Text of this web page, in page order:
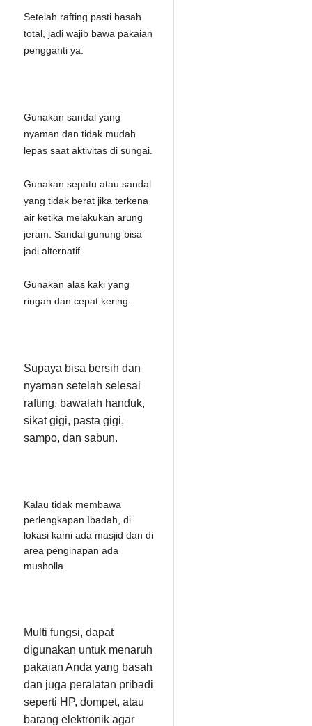
Setelah rafting pasti basah
total, jadi wajib bawa pakaian
pengganti ya.
Gunakan sandal yang
nyaman dan tidak mudah
lepas saat aktivitas di sungai.
Gunakan sepatu atau sandal
yang tidak berat jika terkena
air ketika melakukan arung
jeram. Sandal gunung bisa
jadi alternatif.
Gunakan alas kaki yang
ringan dan cepat kering.
Supaya bisa bersih dan
nyaman setelah selesai
rafting, bawalah handuk,
sikat gigi, pasta gigi,
sampo, dan sabun.
Kalau tidak membawa
perlengkapan Ibadah, di
lokasi kami ada masjid dan di
area penginapan ada
musholla.
Multi fungsi, dapat
digunakan untuk menaruh
pakaian Anda yang basah
dan juga peralatan pribadi
seperti HP, dompet, atau
barang elektronik agar